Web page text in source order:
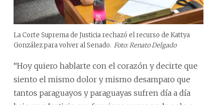
La Corte Suprema de Justicia rechazó el recurso de Kattya
González para volver al Senado. Foto: Renato Delgado
“Hoy quiero hablarte con el corazón y decirte que
siento el mismo dolor y mismo desamparo que
tantos paraguayos y paraguayas sufren día a día